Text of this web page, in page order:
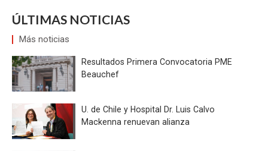
ÚLTIMAS NOTICIAS
Más noticias
Resultados Primera Convocatoria PME
Beauchef
U. de Chile y Hospital Dr. Luis Calvo
Mackenna renuevan alianza